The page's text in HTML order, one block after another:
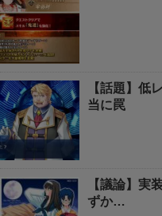
【話題】低
当に罠
【議論】実
ずか…